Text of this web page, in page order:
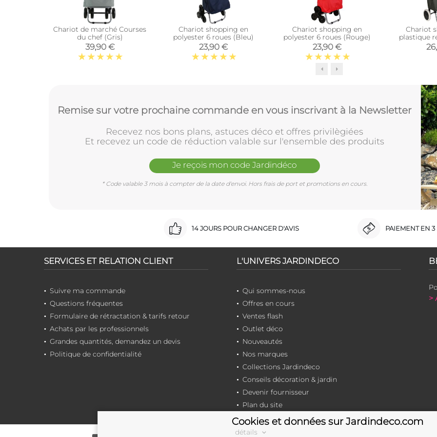
Chariot de marché Courses
du chef (Gris)
39,90 €
Chariot shopping en
polyester 6 roues (Bleu)
23,90 €
Chariot shopping en
polyester 6 roues (Rouge)
23,90 €
Chariot
plastique
Remise sur votre prochaine commande en vous inscrivant à la Newsletter
Recevez nos bons plans, astuces déco et offres privilègiées
Et recevez un code de réduction valable sur l'ensemble des produits
Je reçois mon code Jardindéco
* Code valable 3 mois à compter de la date d'envoi. Hors frais de port et promotions en cours.
14 JOURS POUR CHANGER D'AVIS PAIEMENT EN 3
SERVICES ET RELATION CLIENT
Suivre ma commande
Questions fréquentes
Formulaire de rétractation & tarifs retour
Achats par les professionnels
Grandes quantités, demandez un devis
Politique de confidentialité
L'UNIVERS JARDINDECO
Qui sommes-nous
Offres en cours
Ventes flash
Outlet déco
Nouveautés
Nos marques
Collections Jardindeco
Conseils décoration & jardin
Devenir fournisseur
Plan du site
>
Cookies et données sur Jardindeco.com
détails